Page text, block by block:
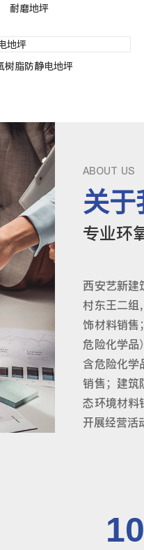
耐磨地坪
树脂防静电地坪
ABOUT US
关于
专业环
西安艺新建
村东王二组
饰材料销售
危险化学品
含危险化学
销售；建筑
态环境材料
开展经营活